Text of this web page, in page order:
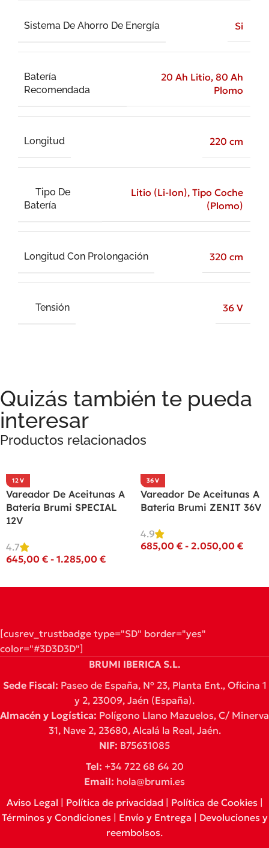
Sistema De Ahorro De Energía Si
Batería
Recomendada
20 Ah Litio, 80 Ah
Plomo
Longitud 220 cm
Tipo De
Batería
Litio (Li-Ion), Tipo Coche
(Plomo)
Longitud Con Prolongación 320 cm
Tensión 36 V
Productos relacionados
12 V
Vareador De Aceitunas A
Batería Brumi SPECIAL
12V
4.7
645,00 € - 1.285,00 €
36 V
Vareador De Aceitunas A
Batería Brumi ZENIT 36V
4.9
685,00 € - 2.050,00 €
Quizás también te pueda
interesar
[cusrev_trustbadge type="SD" border="yes"
color="#3D3D3D"]
BRUMI IBERICA S.L.
Sede Fiscal: Paseo de España, Nº 23, Planta Ent., Oficina 1
y 2, 23009, Jaén (España).
Almacén y Logística: Polígono Llano Mazuelos, C/ Minerva
31, Nave 2, 23680, Alcalá la Real, Jaén.
NIF: B75631085
Tel: +34 722 68 64 20
Email: hola@brumi.es
Aviso Legal | Política de privacidad| Política de Cookies |
Términos y Condiciones | Envío y Entrega | Devoluciones y
reembolsos.